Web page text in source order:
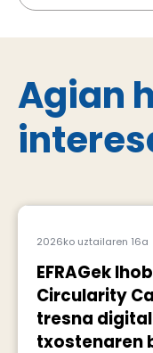
Agian
2026ko uztailaren 16a
EFRAGek
Circularity
tresna
txostenaren